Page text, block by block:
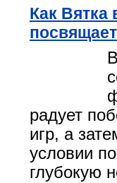
Как Вятка
радует
игр, а
условии
глубокую